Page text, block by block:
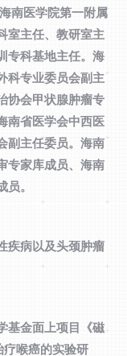
南医学院第一附属
室主任、教研室主
专科基地主任。海
科专业委员会副主
协会甲状腺肿瘤专
南省医学会中西医
副主任委员。海南
专家库成员、海南
。
疾病以及头颈肿瘤
基金面上项目《磁
喉癌的实验研